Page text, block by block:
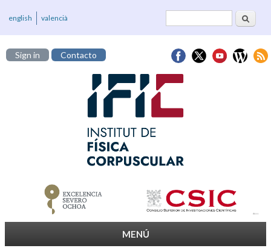
Formulario deBuscar
english valencià
Sign in Contacto
MENÚ